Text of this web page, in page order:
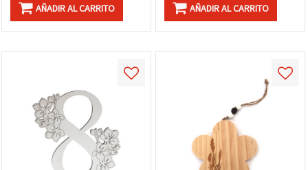
AÑADIR AL CARRITO AÑADIR AL CARRITO